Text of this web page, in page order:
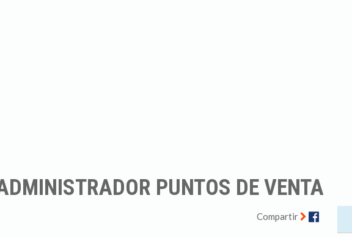
PUNTOS DE VENTA
Compartir